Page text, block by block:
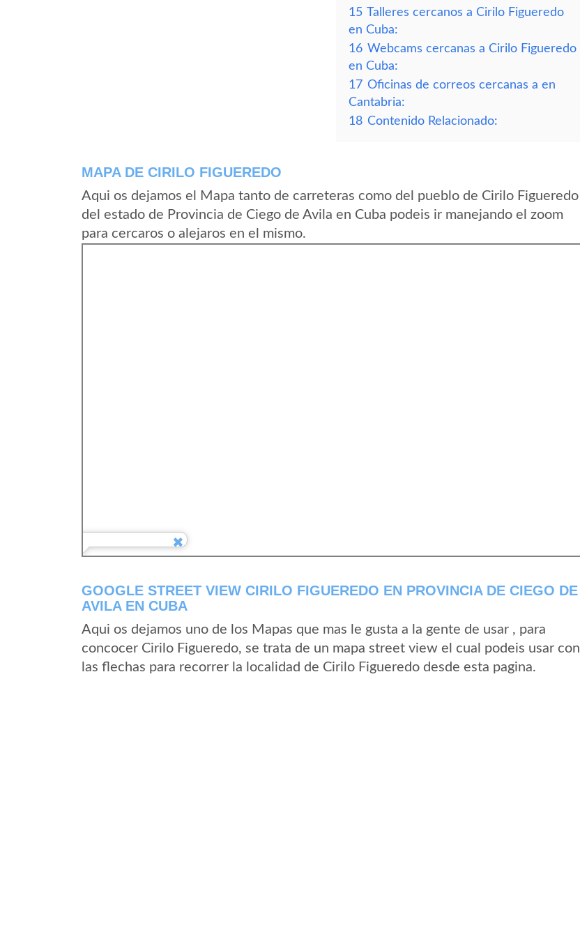
15 Talleres cercanos a Cirilo Figueredo
en Cuba:
16 Webcams cercanas a Cirilo Figueredo
en Cuba:
17 Oficinas de correos cercanas a en
Cantabria:
18 Contenido Relacionado:
MAPA DE CIRILO FIGUEREDO
Aqui os dejamos el Mapa tanto de carreteras como del pueblo de Cirilo Figueredo
del estado de Provincia de Ciego de Avila en Cuba podeis ir manejando el zoom
para cercaros o alejaros en el mismo.
GOOGLE STREET VIEW CIRILO FIGUEREDO EN PROVINCIA DE CIEGO DE
AVILA EN CUBA
Aqui os dejamos uno de los Mapas que mas le gusta a la gente de usar , para
concocer Cirilo Figueredo, se trata de un mapa street view el cual podeis usar con
las flechas para recorrer la localidad de Cirilo Figueredo desde esta pagina.